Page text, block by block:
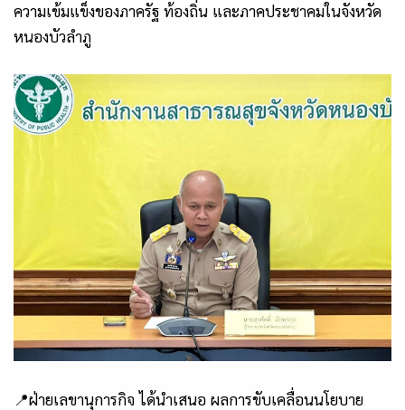
ความเข้มแข็งของภาครัฐ ท้องถิ่น และภาคประชาคมในจังหวัด
หนองบัวลำภู
📍ฝ่ายเลขานุการกิจ ได้นำเสนอ ผลการขับเคลื่อนนโยบาย